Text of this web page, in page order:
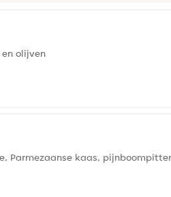
olijven
Parmezaanse kaas,